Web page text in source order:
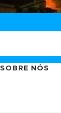
SOBRE NÓS